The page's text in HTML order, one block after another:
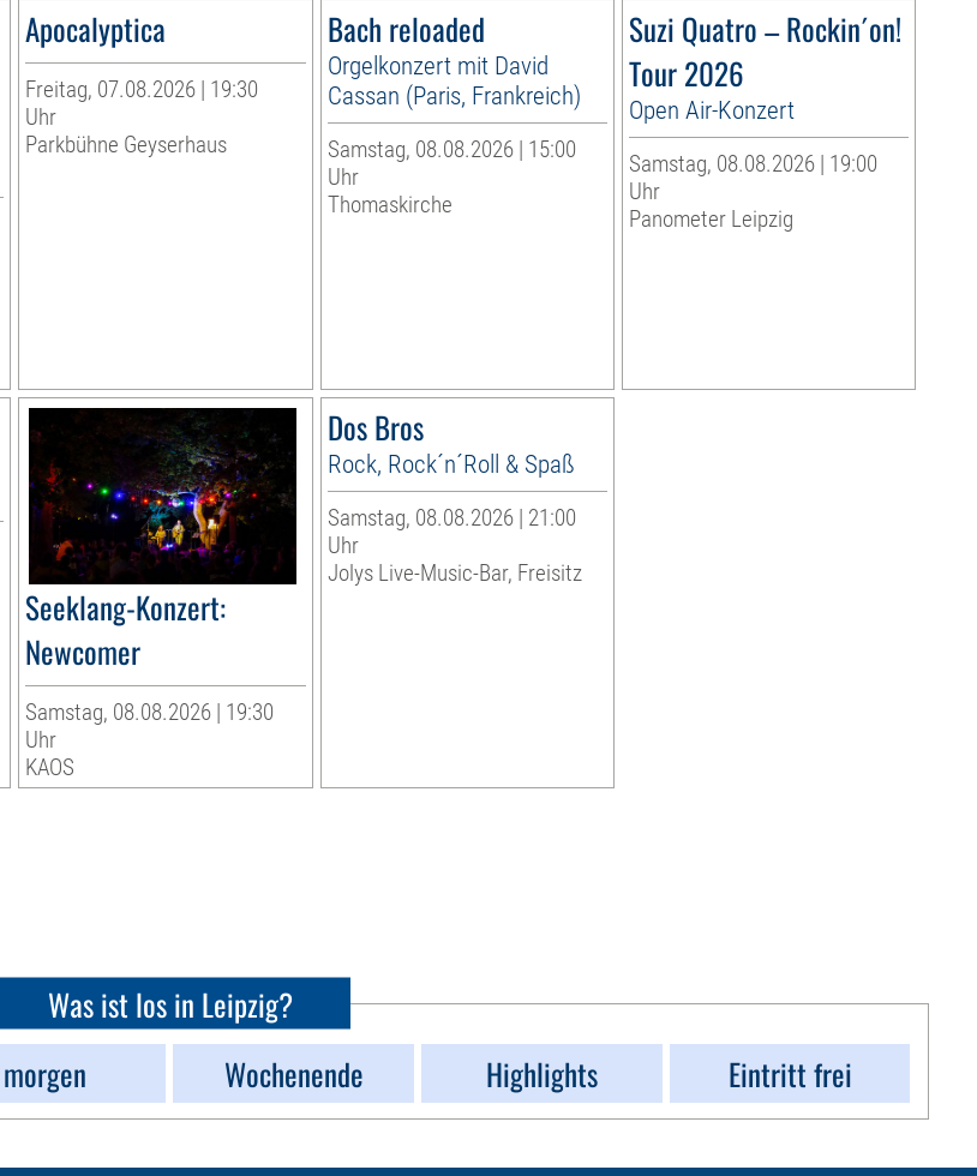
Apocalyptica
Freitag, 07.08.2026 | 19:30
Uhr
Parkbühne Geyserhaus
Bach reloaded
Orgelkonzert mit David
Cassan (Paris, Frankreich)
Samstag, 08.08.2026 | 15:00
Uhr
Thomaskirche
Suzi Quatro – Rockin´on!
Tour 2026
Open Air-Konzert
Samstag, 08.08.2026 | 19:00
Uhr
Panometer Leipzig
Seeklang-Konzert:
Newcomer
Samstag, 08.08.2026 | 19:30
Uhr
KAOS
Dos Bros
Rock, Rock´n´Roll & Spaß
Samstag, 08.08.2026 | 21:00
Uhr
Jolys Live-Music-Bar, Freisitz
Was ist los in Leipzig?
morgen Wochenende Highlights Eintritt frei